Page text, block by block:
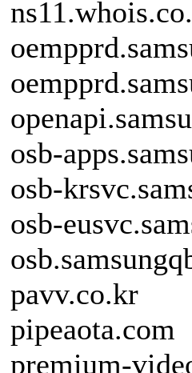
osb-
osb-
osb-
pavv.co.kr
pipeaota.com
premium-